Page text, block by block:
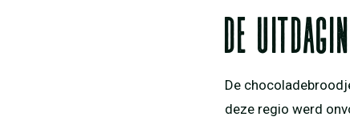
de
De
deze regio werd